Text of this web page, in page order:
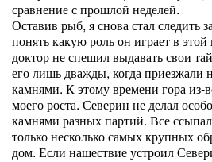
сравнение с прошлой неделей.
Оставив рыб, я снова стал следить
понять какую роль он играет в
доктор не спешил выдавать свои
его лишь дважды, когда
камнями. К этому времени гора из-
моего роста. Северин не делал
камнями разных партий. Все
только несколько самых крупных
дом. Если нашествие устроил